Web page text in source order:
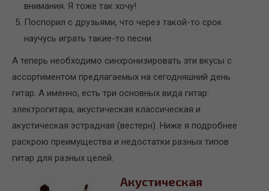
внимания. Я тоже так хочу!
Поспорил с друзьями, что через такой-то срок
научусь играть такие-то песни.
А теперь необходимо синхронизировать эти вкусы с
ассортиментом предлагаемых на сегодняшний день
гитар. А именно, есть три основных вида гитар:
электрогитара, акустическая классическая и
акустическая эстрадная (вестерн). Ниже я подробнее
раскрою преимущества и недостатки разных типов
гитар для разных целей.
Акустическая